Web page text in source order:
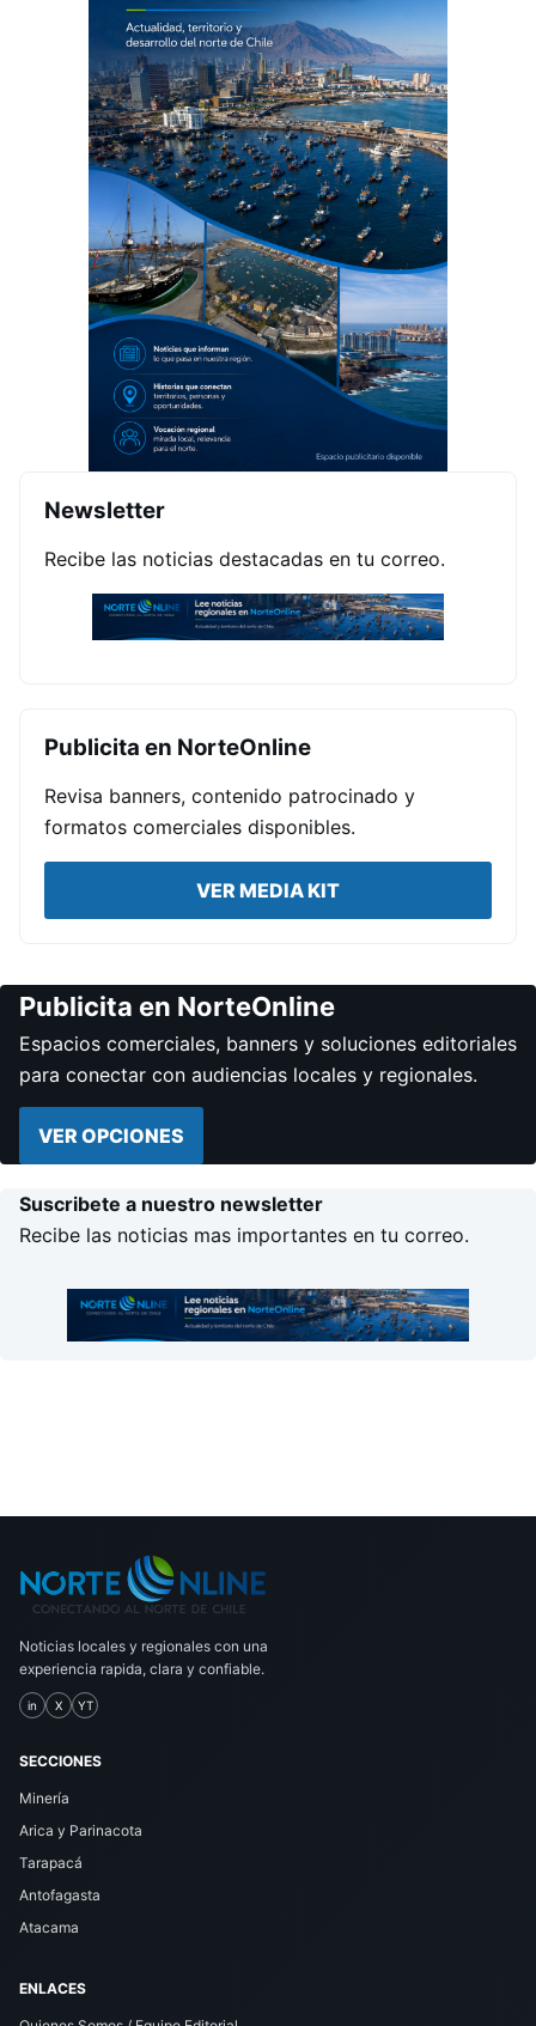
Newsletter
Recibe las noticias destacadas en tu correo.
Publicita en NorteOnline
Revisa banners, contenido patrocinado y
formatos comerciales disponibles.
VER MEDIA KIT
Publicita en NorteOnline
Espacios comerciales, banners y soluciones editoriales
para conectar con audiencias locales y regionales.
VER OPCIONES
Suscribete a nuestro newsletter
Recibe las noticias mas importantes en tu correo.
Noticias locales y regionales con una
experiencia rapida, clara y confiable.
in X YT
SECCIONES
Minería
Arica y Parinacota
Tarapacá
Antofagasta
Atacama
ENLACES